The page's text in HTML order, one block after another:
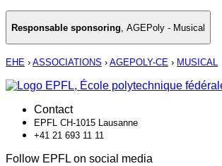
Responsable sponsoring AGEPoly - Musical
EHE › ASSOCIATIONS › AGEPOLY-CE › MUSICAL
Contact
EPFL CH-1015 Lausanne
+41 21 693 11 11
Follow EPFL on social media